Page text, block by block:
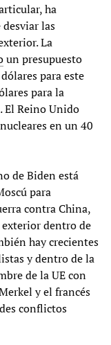
ha
las
La
un presupuesto
para este
para la
El Reino Unido
en un 40
de Biden está
para
contra China,
dentro de
hay crecientes
y dentro de la
de la UE con
y el francés
conflictos